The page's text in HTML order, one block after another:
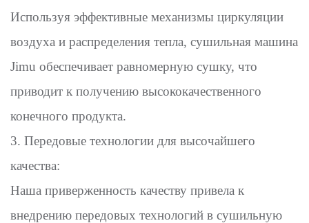
Используя эффективные механизмы циркуляции
воздуха и распределения тепла, сушильная машина
Jimu обеспечивает равномерную сушку, что
приводит к получению высококачественного
конечного продукта.
3. Передовые технологии для высочайшего
качества:
Наша приверженность качеству привела к
внедрению передовых технологий в сушильную